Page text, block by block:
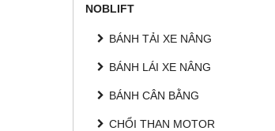
NOBLIFT
BÁNH TẢI XE NÂNG
BÁNH LÁI XE NÂNG
BÁNH CÂN BẰNG
CHỔI THAN MOTOR